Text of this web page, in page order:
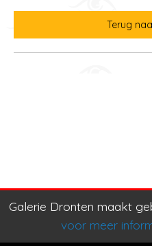
Terug
Galerie Dronten maakt
voor meer